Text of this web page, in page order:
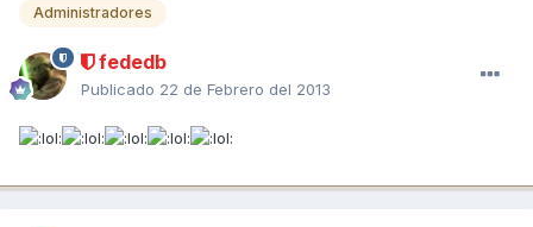
Administradores
fededb
Publicado 22 de Febrero del 2013